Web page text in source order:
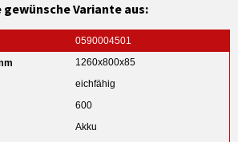
Variante aus:
0590004501
1260x800x85
eichfähig
600
Akku